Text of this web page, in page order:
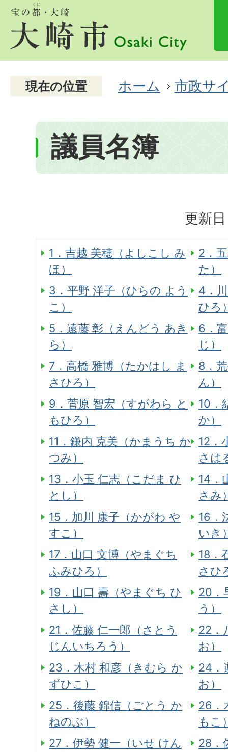
現在の位置 ホーム 市政サ
議員名簿
更新
1．吉越 美穂（よしこし み
ほ）
2．
た）
3．平野 洋子（ひらの よう
こ）
4．
ひろ
5．遠藤 彰（えんどう あき
ら）
6．
じ）
7．高橋 雅博（たかはし ま
さひろ）
8．
ん）
9．菅原 智宏（すがわら と
もひろ）
10．
か）
11．鎌内 克美（かまうち か
つみ）
12．
さは
13．小玉 仁志（こだま ひ
とし）
14．
さみ
15．加川 康子（かがわ や
すこ）
16．
いき
17．山口 文博（やまぐち
ふみひろ）
18．
さひ
19．山口 壽（やまぐち ひ
さし）
20．
う）
21．佐藤 仁一郎（さとう
じんいちろう）
22．
お）
23．木村 和彦（きむら か
ずひこ）
24．
お）
25．後藤 錦信（ごとう か
ねのぶ）
26．
もこ
27．伊勢 健一（いせ けん
28．